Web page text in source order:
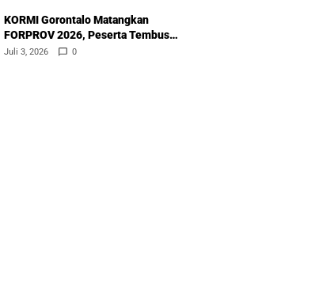
KORMI Gorontalo Matangkan
FORPROV 2026, Peserta Tembus
600
Juli 3, 2026 0